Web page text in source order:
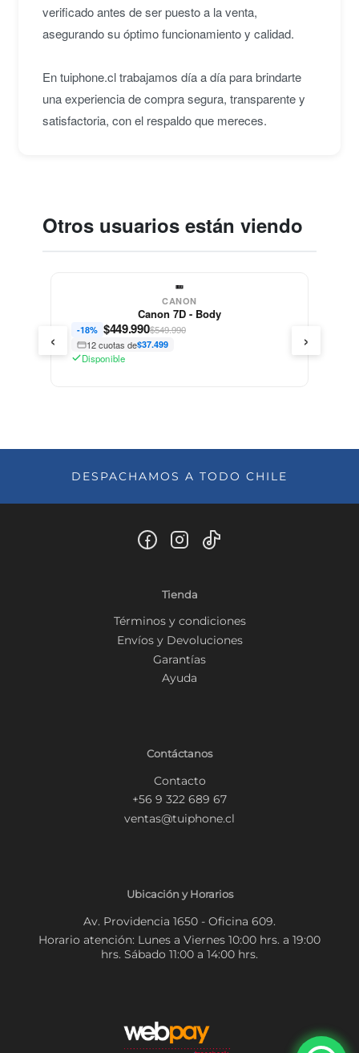
verificado antes de ser puesto a la venta,
asegurando su óptimo funcionamiento y calidad.
En tuiphone.cl trabajamos día a día para brindarte
una experiencia de compra segura, transparente y
satisfactoria, con el respaldo que mereces.
Otros usuarios están viendo
CANON
Canon 7D - Body
-18% $449.990$549.990
12 cuotas de$37.499
Disponible
‹ ›
DESPACHAMOS A TODO CHILE
Tienda
Términos y condiciones
Envíos y Devoluciones
Garantías
Ayuda
Contáctanos
Contacto
+56 9 322 689 67
ventas@tuiphone.cl
Ubicación y Horarios
Av. Providencia 1650 - Oficina 609.
Horario atención: Lunes a Viernes 10:00 hrs. a 19:00
hrs. Sábado 11:00 a 14:00 hrs.